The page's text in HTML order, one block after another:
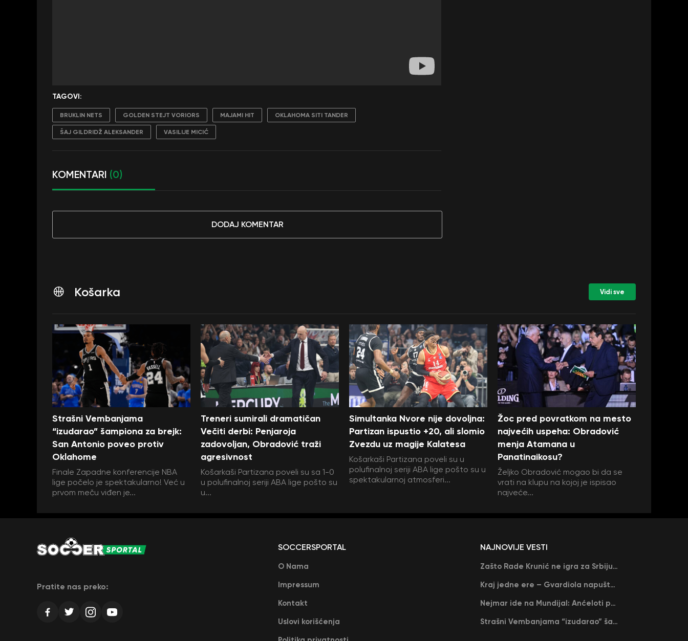
TAGOVI:
BRUKLIN NETS GOLDEN STEJT VORIORS MAJAMI HIT OKLAHOMA SITI TANDER
ŠAJ GILDRIDŽ ALEKSANDER VASILIJE MICIĆ
KOMENTARI (0)
DODAJ KOMENTAR
Košarka Vidi sve
Strašni Vembanjama
“izudarao” šampiona za brejk:
San Antonio poveo protiv
Oklahome
Finale Zapadne konferencije NBA
lige počelo je spektakularno! Već u
prvom meču viđen je...
Treneri sumirali dramatičan
Večiti derbi: Penjaroja
zadovoljan, Obradović traži
agresivnost
Košarkaši Partizana poveli su sa 1-0
u polufinalnoj seriji ABA lige pošto su
u...
Simultanka Nvore nije dovoljna:
Partizan ispustio +20, ali slomio
Zvezdu uz magije Kalatesa
Košarkaši Partizana poveli su u
polufinalnoj seriji ABA lige pošto su u
spektakularnoj atmosferi...
Žoc pred povratkom na mesto
najvećih uspeha: Obradović
menja Atamana u
Panatinaikosu?
Željko Obradović mogao bi da se
vrati na klupu na kojoj je ispisao
najveće...
Pratite nas preko:
SOCCERSPORTAL
O Nama
Impressum
Kontakt
Uslovi korišćenja
NAJNOVIJE VESTI
Zašto Rade Krunić ne igra za Srbiju? “Iako su mi obećali, niko me nije zvao…”
Kraj jedne ere – Gvardiola napušta Siti na kraju sezone, menja ga njegov nekadašnji rival
Nejmar ide na Mundijal: Anćeloti pročitao njegovo ime, Brazil u delirijumu (VIDEO)
Strašni Vembanjama “izudarao” šampiona za brejk: San Antonio poveo protiv Oklahome